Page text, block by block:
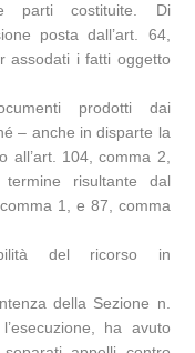
parti costituite. Di
posta dall’art. 64,
assodati i fatti oggetto
prodotti dai
– anche in disparte la
all’art. 104, comma 2,
risultante dal
1, e 87, comma
del ricorso in
della Sezione n.
ha avuto